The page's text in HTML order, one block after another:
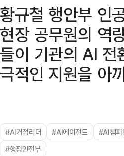
황규철 행안부 인
현장 공무원의 역
들이 기관의 AI 전
극적인 지원을 아
#AI거점리더 #AI에이전트 #AI챔피
#행정안전부